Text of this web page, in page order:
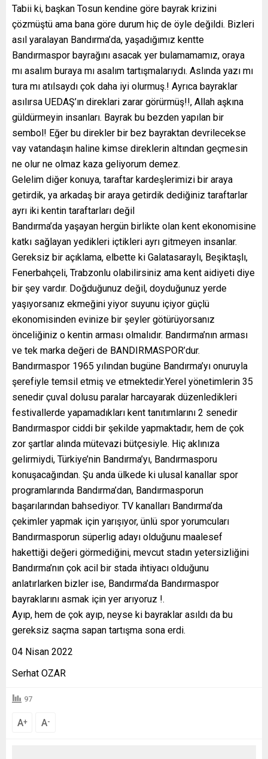
Tabii ki, başkan Tosun kendine göre bayrak krizini
çözmüştü ama bana göre durum hiç de öyle değildi. Bizleri
asıl yaralayan Bandırma’da, yaşadığımız kentte
Bandırmaspor bayrağını asacak yer bulamamamız, oraya
mı asalım buraya mı asalım tartışmalarıydı. Aslında yazı mı
tura mı atılsaydı çok daha iyi olurmuş.! Ayrıca bayraklar
asılırsa UEDAŞ’ın direklari zarar görürmüş!!, Allah aşkına
güldürmeyin insanları. Bayrak bu bezden yapılan bir
sembol! Eğer bu direkler bir bez bayraktan devrilecekse
vay vatandaşın haline kimse direklerin altından geçmesin
ne olur ne olmaz kaza geliyorum demez.
Gelelim diğer konuya, taraftar kardeşlerimizi bir araya
getirdik, ya arkadaş bir araya getirdik dediğiniz taraftarlar
ayrı iki kentin taraftarları değil
Bandırma’da yaşayan hergün birlikte olan kent ekonomisine
katkı sağlayan yedikleri içtikleri ayrı gitmeyen insanlar.
Gereksiz bir açıklama, elbette ki Galatasaraylı, Beşiktaşlı,
Fenerbahçeli, Trabzonlu olabilirsiniz ama kent aidiyeti diye
bir şey vardır. Doğduğunuz değil, doyduğunuz yerde
yaşıyorsanız ekmeğini yiyor suyunu içiyor güçlü
ekonomisinden evinize bir şeyler götürüyorsanız
önceliğiniz o kentin arması olmalıdır. Bandırma’nın arması
ve tek marka değeri de BANDIRMASPOR’dur.
Bandırmaspor 1965 yılından bugüne Bandırma’yı onuruyla
şerefiyle temsil etmiş ve etmektedir.Yerel yönetimlerin 35
senedir çuval dolusu paralar harcayarak düzenledikleri
festivallerde yapamadıkları kent tanıtımlarını 2 senedir
Bandırmaspor ciddi bir şekilde yapmaktadır, hem de çok
zor şartlar alında mütevazi bütçesiyle. Hiç aklınıza
gelirmiydi, Türkiye’nin Bandırma’yı, Bandırmasporu
konuşacağından. Şu anda ülkede ki ulusal kanallar spor
programlarında Bandırma’dan, Bandırmasporun
başarılarından bahsediyor. TV kanalları Bandırma’da
çekimler yapmak için yarışıyor, ünlü spor yorumcuları
Bandırmasporun süperlig adayı olduğunu maalesef
hakettiği değeri görmediğini, mevcut stadın yetersizliğini
Bandırma’nın çok acil bir stada ihtiyacı olduğunu
anlatırlarken bizler ise, Bandırma’da Bandırmaspor
bayraklarını asmak için yer arıyoruz !.
Ayıp, hem de çok ayıp, neyse ki bayraklar asıldı da bu
gereksiz saçma sapan tartışma sona erdi.
04 Nisan 2022
Serhat OZAR
97
A+ A-